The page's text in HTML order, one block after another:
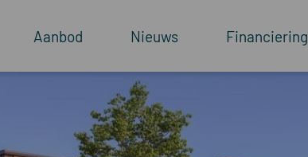
Aanbod Nieuws Financiering